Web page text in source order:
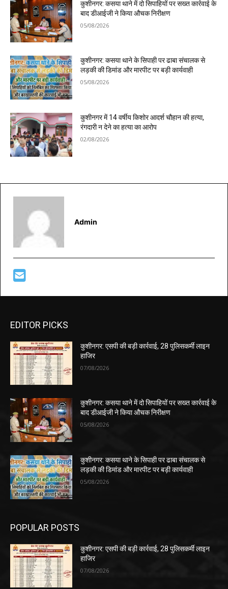
कुशीनगर: कसया थाने में दो सिपाहियों पर सख्त कार्रवाई के
बाद डीआईजी ने किया औचक निरीक्षण
05/08/2026
कुशीनगर: कसया थाने के सिपाही पर ढाबा संचालक से
लड़की की डिमांड और मारपीट पर बड़ी कार्यवाही
05/08/2026
कुशीनगर में 14 वर्षीय किशोर आदर्श चौहान की हत्या,
रंगदारी न देने का हत्या का आरोप
02/08/2026
Admin
EDITOR PICKS
कुशीनगर: एसपी की बड़ी कार्रवाई, 28 पुलिसकर्मी लाइन
हाजिर
07/08/2026
कुशीनगर: कसया थाने में दो सिपाहियों पर सख्त कार्रवाई के
बाद डीआईजी ने किया औचक निरीक्षण
05/08/2026
कुशीनगर: कसया थाने के सिपाही पर ढाबा संचालक से
लड़की की डिमांड और मारपीट पर बड़ी कार्यवाही
05/08/2026
POPULAR POSTS
कुशीनगर: एसपी की बड़ी कार्रवाई, 28 पुलिसकर्मी लाइन
हाजिर
07/08/2026